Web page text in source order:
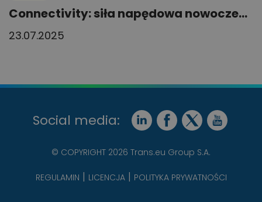
Connectivity: siła napędowa nowocze...
23.07.2025
Social media:
© COPYRIGHT 2026 Trans.eu Group S.A.
REGULAMIN LICENCJA POLITYKA PRYWATNOŚCI